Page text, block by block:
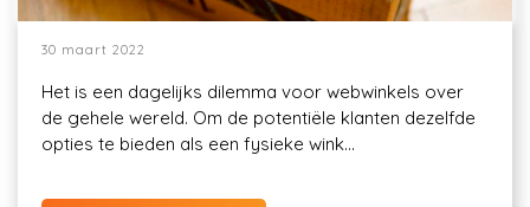
30 maart 2022
Het is een dagelijks dilemma voor webwinkels over
de gehele wereld. Om de potentiële klanten dezelfde
opties te bieden als een fysieke wink...